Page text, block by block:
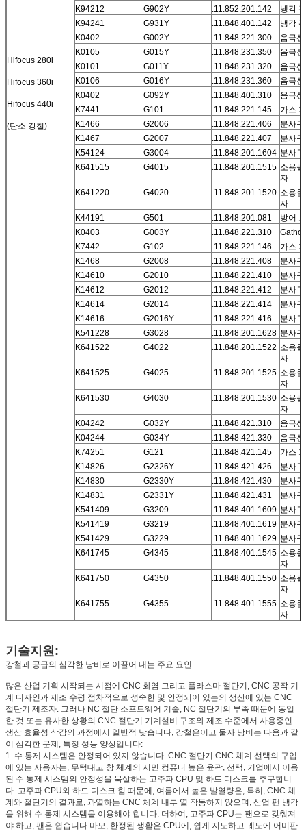
Hifocus 280i
Hifocus 360i
Hifocus 440i
(탄소 강철)
K94212
G902Y .11.852.201.142
냉각 관
K94241
G931Y .11.848.401.142
냉각 관
K0402
G002Y .11.848.221.300
음극
K0105
G015Y .11.848.231.350
음극
K0101
G011Y .11.848.231.320
음극
K0106
G016Y .11.848.231.360
음극
K0402
G092Y .11.848.401.310
음극
K7441
G101 .11.848.221.145
가스
K1466
G2006 .11.848.221.406
분사
K1467
G2007 .11.848.221.407
분사
K54124
G3004 .11.848.201.1604 분사
K641515
G4015 .11.848.201.1515 소용
자
K641220
G4020 .11.848.201.1520 소용
자
K44191
G501 .11.848.201.081
방어
K0403
G003Y .11.848.221.310
K7442
G102 .11.848.221.146
가스
K1468
G2008 .11.848.221.408
분사
K14610
G2010 .11.848.221.410
분사
K14612
G2012 .11.848.221.412
분사
K14614
G2014 .11.848.221.414
분사
K14616
G2016Y .11.848.221.416
분사
K541228
G3028 .11.848.201.1628 분사
K641522
G4022 .11.848.201.1522 소용
자
K641525
G4025 .11.848.201.1525 소용
자
K641530
G4030 .11.848.201.1530 소용
자
K04242
G032Y .11.848.421.310
음극
K04244
G034Y .11.848.421.330
음극
K74251
G121 .11.848.421.145
가스
K14826
G2326Y .11.848.421.426
분사
K14830
G2330Y .11.848.421.430
분사
K14831
G2331Y .11.848.421.431
분사
K541409
G3209 .11.848.401.1609 분사
K541419
G3219 .11.848.401.1619 분사
K541429
G3229 .11.848.401.1629 분사
K641745
G4345 .11.848.401.1545 소용
자
K641750
G4350 .11.848.401.1550 소용
자
K641755
G4355 .11.848.401.1555 소용
자
기술지원:
강철과 공급의 심각한 낭비로 이끌어 내는 주요 요인
많은 산업 기획 시작되는 시점에 CNC 화염 그리고 플라스마 절단기, CNC 공작 기
계 디자인과 제조 수평 점차적으로 성숙한 및 안정되어 있는의 생산에 있는 CNC
절단기 제조자. 그러나 NC 절단 소프트웨어 기술, NC 절단기의 부족 때문에 동일
한 것 또는 유사한 상황의 CNC 절단기 기계설비 구조와 제조 수준에서 사용중인
생산 효율성 삭감의 과정에서 일반적 낮습니다, 강철은이고 물자 낭비는 다음과 같
이 심각한 문제, 특정 성능 양상입니다:
1. 수 통제 시스템은 안정되어 있지 않습니다: CNC 절단기 CNC 체계 선택의 구입
에 있는 사용자는, 무턱대고 창 체계의 시민 컴퓨터 높은 윤곽, 선택, 기업에서 이용
된 수 통제 시스템의 안정성을 묵살하는 고주파 CPU 및 하드 디스크를 추구합니
다. 고주파 CPU와 하드 디스크 힘 때문에, 여름에서 높은 발열량은, 특히, CNC 체
계와 절단기의 결과로, 과열하는 CNC 체계 내부 열 작동하지 않으며, 산업 팬 냉각
을 위해 수 통제 시스템을 이용해야 합니다. 더하여, 고주파 CPU는 팬으로 갖춰져
야 하고, 팬은 쉽습니다 마모, 한정된 생활은 CPU에, 쉽게 지도하고 궤도에 어미판